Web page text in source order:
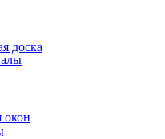
доска
окон